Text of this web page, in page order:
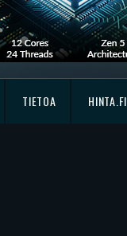
TIETOA HINTA.FI